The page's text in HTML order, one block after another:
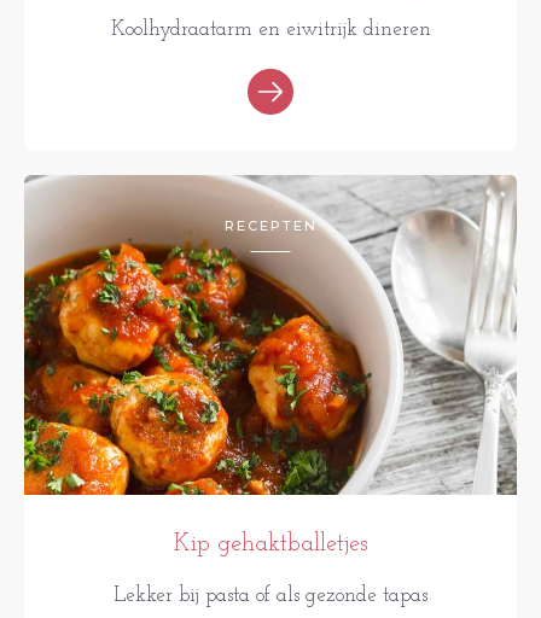
Koolhydraatarm en eiwitrijk dineren
RECEPTEN
Kip gehaktballetjes
Lekker bij pasta of als gezonde tapas